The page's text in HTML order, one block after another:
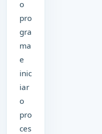
o
pro
gra
ma
e
inic
iar
o
pro
ces